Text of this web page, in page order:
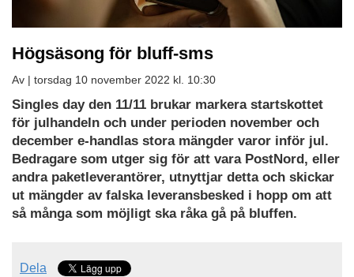
Högsäsong för bluff-sms
Av | torsdag 10 november 2022 kl. 10:30
Singles day den 11/11 brukar markera startskottet
för julhandeln och under perioden november och
december e-handlas stora mängder varor inför jul.
Bedragare som utger sig för att vara PostNord, eller
andra paketleverantörer, utnyttjar detta och skickar
ut mängder av falska leveransbesked i hopp om att
så många som möjligt ska råka gå på bluffen.
Dela